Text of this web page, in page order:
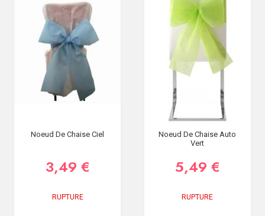
Noeud De Chaise Ciel
3,49 €
RUPTURE
Noeud De Chaise Auto
Vert
5,49 €
RUPTURE